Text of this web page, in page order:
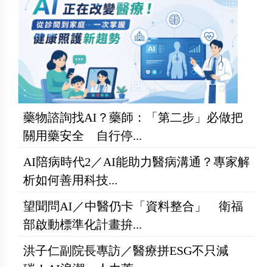
藥物諮詢找AI？藥師：「第二步」必做把
關用藥安全 自行停...
AI陪病時代2／AI能助力醫病溝通？專家解
析如何善用科技...
望聞問AI／中醫仍卡「資料整合」 衛福
部啟動標準化計畫拚...
洪子仁副院長專訪／醫療拼ESG不只減